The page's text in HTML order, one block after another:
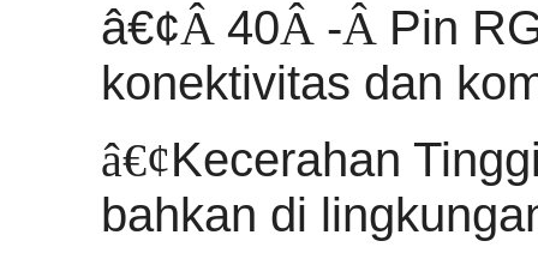
â€¢Â 40Â -Â Pin
konektivitas dan
â€¢Kecerahan
bahkan di